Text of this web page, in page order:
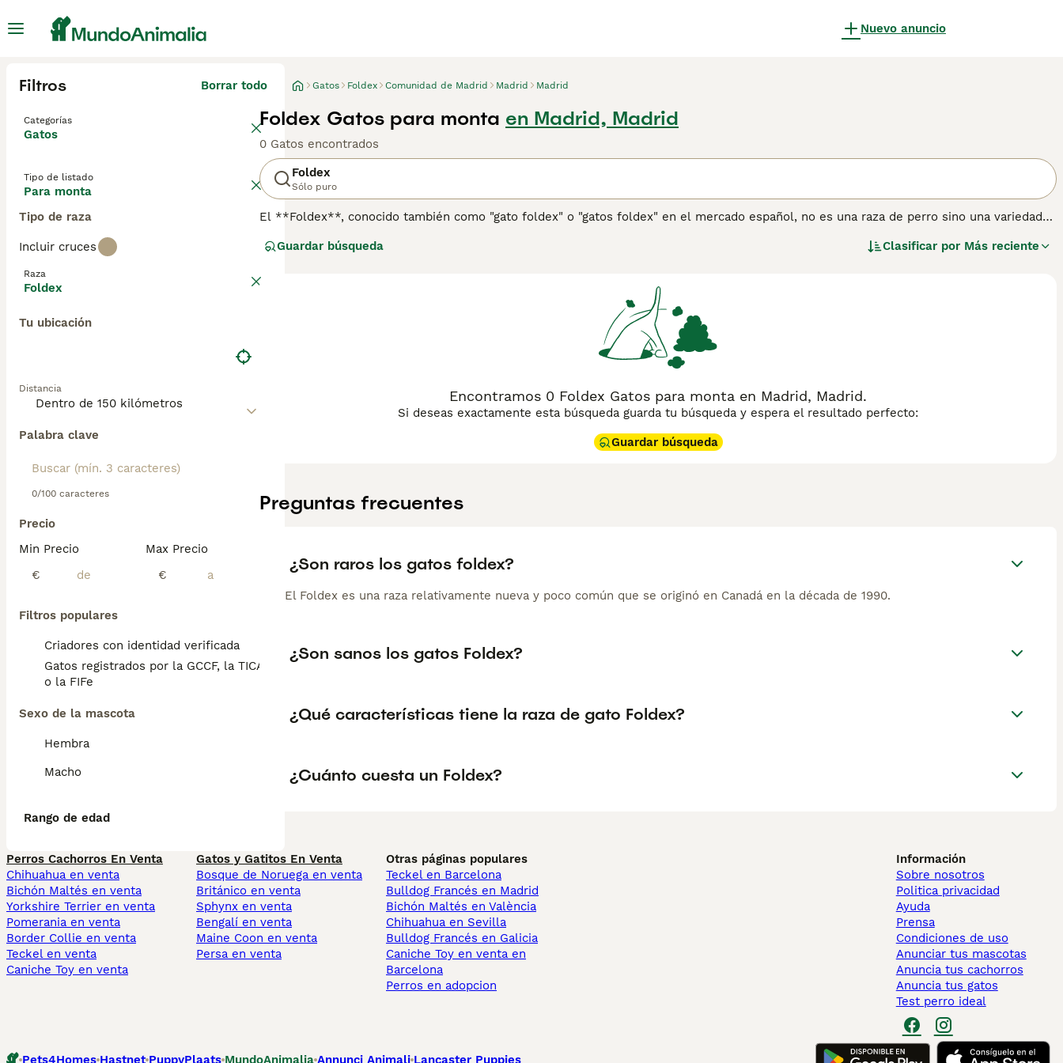
Nuevo anuncio
Filtros Borrar todo
Categorías
Gatos
Tipo de listado
Para monta
Tipo de raza
Incluir cruces
Raza
Foldex
Tu ubicación
Distancia
Palabra clave
0/100 caracteres
Precio
Min Precio
€
Max Precio
€
Filtros populares
Criadores con identidad verificada
Gatos registrados por la GCCF, la TICA
o la FIFe
Sexo de la mascota
Hembra
Macho
Rango de edad
Gatos Foldex Comunidad de Madrid Madrid Madrid
Foldex Gatos para monta en Madrid, Madrid
0 Gatos encontrados
Foldex
Sólo puro
El **Foldex**, conocido también como "gato foldex" o "gatos foldex" en el mercado español, no es una raza de perro sino una variedad
orejas dobladas hacia adelante, una característica genética distintiva. Físicamente, el **Foldex** presenta un cuerpo robusto, orejas
En cuanto a su temperamento, son gatos dóciles, cariñosos y sociables, ideales para hogares donde se quiere una mascota tranquila y
adaptable. Su cuidado requiere atención especial a sus orejas y control regular veterinario para evitar problemas articulares relacionados
con su genética. Por su aspecto y comportamiento, el **Foldex** es adecuado para familias, personas mayores o quienes desean un
gato de compañía, destacando entre los "gatos exóticos" por su singularidad y afecto.
Guardar búsqueda Clasificar por Más reciente
Encontramos 0 Foldex Gatos para monta en Madrid, Madrid.
Si deseas exactamente esta búsqueda guarda tu búsqueda y espera el resultado perfecto:
Guardar búsqueda
Preguntas frecuentes
¿Son raros los gatos foldex?
El Foldex es una raza relativamente nueva y poco común que se originó en Canadá en la década de 1990.
¿Son sanos los gatos Foldex?
¿Qué características tiene la raza de gato Foldex?
¿Cuánto cuesta un Foldex?
Perros Cachorros En Venta
Chihuahua en venta
Bichón Maltés en venta
Yorkshire Terrier en venta
Pomerania en venta
Border Collie en venta
Teckel en venta
Caniche Toy en venta
Gatos y Gatitos En Venta
Bosque de Noruega en venta
Británico en venta
Sphynx en venta
Bengalí en venta
Maine Coon en venta
Persa en venta
Otras páginas populares
Teckel en Barcelona
Bulldog Francés en Madrid
Bichón Maltés en València
Chihuahua en Sevilla
Bulldog Francés en Galicia
Caniche Toy en venta en
Barcelona
Perros en adopcion
Información
Sobre nosotros
Politica privacidad
Ayuda
Prensa
Condiciones de uso
Anunciar tus mascotas
Anuncia tus cachorros
Anuncia tus gatos
Test perro ideal
Pets4Homes Hastnet PuppyPlaats MundoAnimalia Annunci Animali Lancaster Puppies